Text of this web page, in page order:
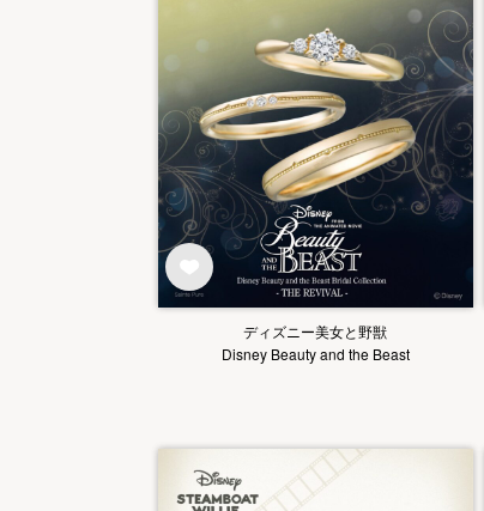
ディズニー美女と野獣
Disney Beauty and the Beast